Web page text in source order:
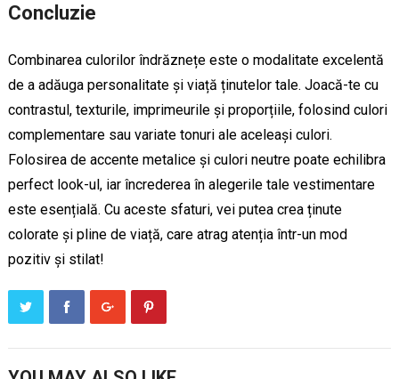
Concluzie
Combinarea culorilor îndrăznețe este o modalitate excelentă
de a adăuga personalitate și viață ținutelor tale. Joacă-te cu
contrastul, texturile, imprimeurile și proporțiile, folosind culori
complementare sau variate tonuri ale aceleași culori.
Folosirea de accente metalice și culori neutre poate echilibra
perfect look-ul, iar încrederea în alegerile tale vestimentare
este esențială. Cu aceste sfaturi, vei putea crea ținute
colorate și pline de viață, care atrag atenția într-un mod
pozitiv și stilat!